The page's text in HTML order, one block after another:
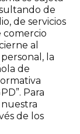
de
de servicios
comercio
al
la
de
Para
de los